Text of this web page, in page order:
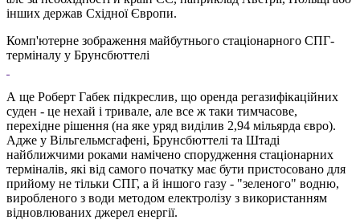
інших держав Східної Європи.
Комп'ютерне зображення майбутнього стаціонарного СПГ-
терміналу у Брунсбюттелі
А ще Роберт Габек підкреслив, що оренда регазифікаційних
суден - це нехай і тривале, але все ж таки тимчасове,
перехідне рішення (на яке уряд виділив 2,94 мільярда євро).
Адже у Вільгельмсгафені, Брунсбюттелі та Штаді
найближчими роками намічено спорудження стаціонарних
терміналів, які від самого початку має бути пристосовано для
прийому не тільки СПГ, а й іншого газу - "зеленого" водню,
виробленого з води методом електролізу з використанням
відновлюваних джерел енергії.